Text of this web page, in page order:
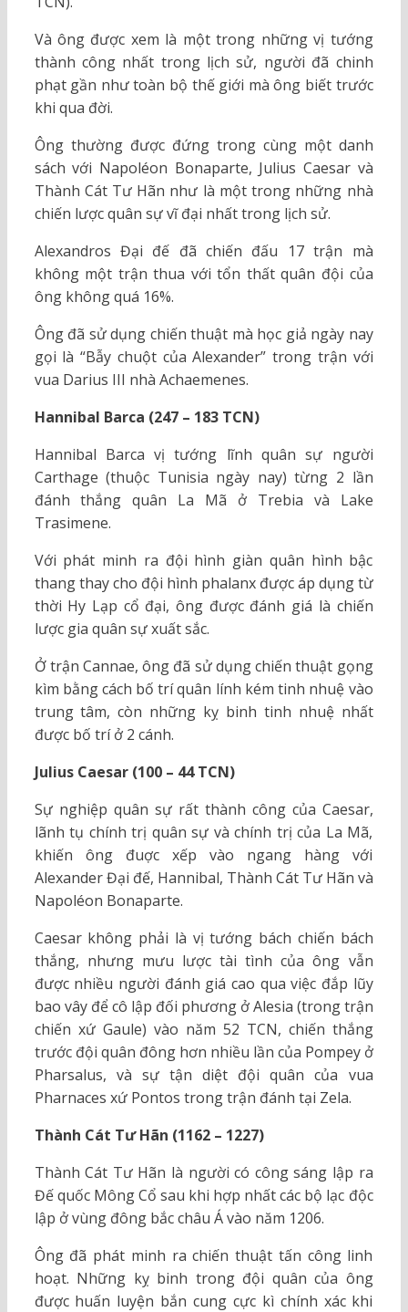
Và ông được xem là một trong những vị tướng
thành công nhất trong lịch sử, người đã chinh
phạt gần như toàn bộ thế giới mà ông biết trước
khi qua đời.
Ông thường được đứng trong cùng một danh
sách với Napoléon Bonaparte, Julius Caesar và
Thành Cát Tư Hãn như là một trong những nhà
chiến lược quân sự vĩ đại nhất trong lịch sử.
Alexandros Đại đế đã chiến đấu 17 trận mà
không một trận thua với tổn thất quân đội của
ông không quá 16%.
Ông đã sử dụng chiến thuật mà học giả ngày nay
gọi là “Bẫy chuột của Alexander” trong trận với
vua Darius III nhà Achaemenes.
Hannibal Barca (247 – 183 TCN)
Hannibal Barca vị tướng lĩnh quân sự người
Carthage (thuộc Tunisia ngày nay) từng 2 lần
đánh thắng quân La Mã ở Trebia và Lake
Trasimene.
Với phát minh ra đội hình giàn quân hình bậc
thang thay cho đội hình phalanx được áp dụng từ
thời Hy Lạp cổ đại, ông được đánh giá là chiến
lược gia quân sự xuất sắc.
Ở trận Cannae, ông đã sử dụng chiến thuật gọng
kìm bằng cách bố trí quân lính kém tinh nhuệ vào
trung tâm, còn những kỵ binh tinh nhuệ nhất
được bố trí ở 2 cánh.
Julius Caesar (100 – 44 TCN)
Sự nghiệp quân sự rất thành công của Caesar,
lãnh tụ chính trị quân sự và chính trị của La Mã,
khiến ông đuợc xếp vào ngang hàng với
Alexander Đại đế, Hannibal, Thành Cát Tư Hãn và
Napoléon Bonaparte.
Caesar không phải là vị tướng bách chiến bách
thắng, nhưng mưu lược tài tình của ông vẫn
được nhiều người đánh giá cao qua việc đắp lũy
bao vây để cô lập đối phương ở Alesia (trong trận
chiến xứ Gaule) vào năm 52 TCN, chiến thắng
trước đội quân đông hơn nhiều lần của Pompey ở
Pharsalus, và sự tận diệt đội quân của vua
Pharnaces xứ Pontos trong trận đánh tại Zela.
Thành Cát Tư Hãn (1162 – 1227)
Thành Cát Tư Hãn là người có công sáng lập ra
Đế quốc Mông Cổ sau khi hợp nhất các bộ lạc độc
lập ở vùng đông bắc châu Á vào năm 1206.
Ông đã phát minh ra chiến thuật tấn công linh
hoạt. Những kỵ binh trong đội quân của ông
được huấn luyện bắn cung cực kì chính xác khi